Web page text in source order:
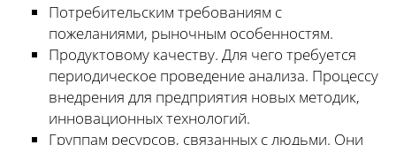
Потребительским требованиям с
пожеланиями, рыночным особенностям.
Продуктовому качеству. Для чего требуется
периодическое проведение анализа. Процессу
внедрения для предприятия новых методик,
инновационных технологий.
Группам ресурсов, связанных с людьми. Они